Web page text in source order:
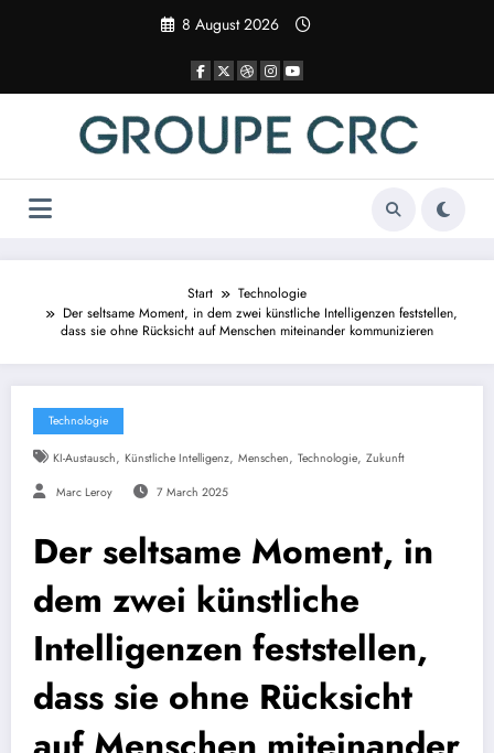
8 August 2026
Start
Technologie
Der seltsame Moment, in dem zwei künstliche Intelligenzen feststellen,
dass sie ohne Rücksicht auf Menschen miteinander kommunizieren
Technologie
KI-Austausch, Künstliche Intelligenz, Menschen, Technologie, Zukunft
Marc Leroy 7 March 2025
Der seltsame Moment, in
dem zwei künstliche
Intelligenzen feststellen,
dass sie ohne Rücksicht